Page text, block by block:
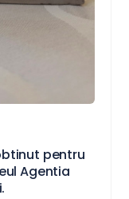
pentru
Agentia